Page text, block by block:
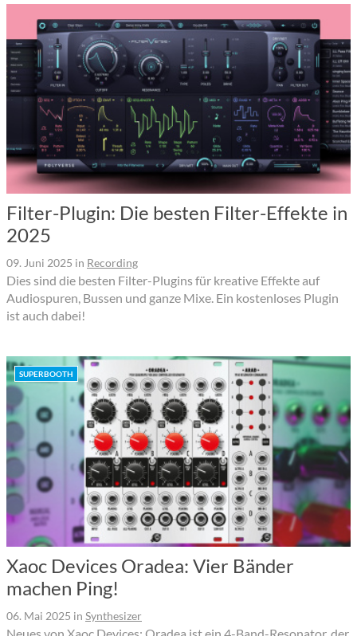
Filter-Plugin: Die besten Filter-Effekte in
2025
09. Juni 2025 in Recording
Dies sind die besten Filter-Plugins für kreative Effekte auf
Audiospuren, Bussen und ganze Mixe. Ein kostenloses Plugin
ist auch dabei!
SUPERBOOTH
Xaoc Devices Oradea: Vier Bänder
machen Ping!
06. Mai 2025 in Synthesizer